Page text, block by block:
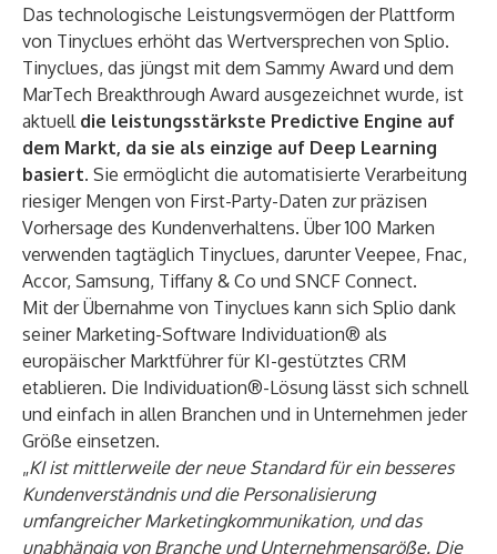
Das technologische Leistungsvermögen der Plattform
von Tinyclues erhöht das Wertversprechen von Splio.
Tinyclues, das jüngst mit dem Sammy Award und dem
MarTech Breakthrough Award ausgezeichnet wurde, ist
aktuell die leistungsstärkste Predictive Engine auf
dem Markt, da sie als einzige auf Deep Learning
basiert. Sie ermöglicht die automatisierte Verarbeitung
riesiger Mengen von First-Party-Daten zur präzisen
Vorhersage des Kundenverhaltens. Über 100 Marken
verwenden tagtäglich Tinyclues, darunter Veepee, Fnac,
Accor, Samsung, Tiffany & Co und SNCF Connect.
Mit der Übernahme von Tinyclues kann sich Splio dank
seiner Marketing-Software Individuation® als
europäischer Marktführer für KI-gestütztes CRM
etablieren. Die Individuation®-Lösung lässt sich schnell
und einfach in allen Branchen und in Unternehmen jeder
Größe einsetzen.
„KI ist mittlerweile der neue Standard für ein besseres
Kundenverständnis und die Personalisierung
umfangreicher Marketingkommunikation, und das
unabhängig von Branche und Unternehmensgröße. Die